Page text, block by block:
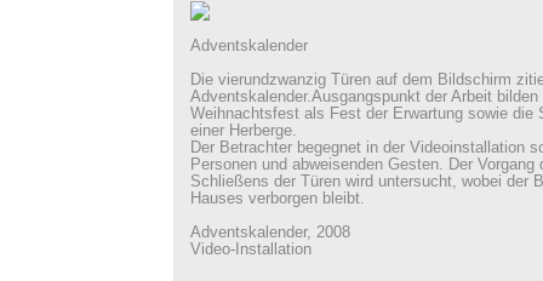
Adventskalender
Die vierundzwanzig Türen auf dem Bildschirm
Adventskalender.Ausgangspunkt der Arbeit
Weihnachtsfest als Fest der Erwartung sowie die
einer Herberge.
Der Betrachter begegnet in der Videoinstallation
Personen und abweisenden Gesten. Der Vorgang
Schließens der Türen wird untersucht, wobei der
Hauses verborgen bleibt.
Adventskalender, 2008
Video-Installation